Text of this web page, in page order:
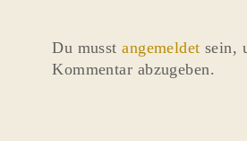
Du musstangemeldet sein,
Kommentar abzugeben.